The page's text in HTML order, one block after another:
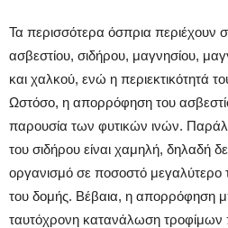
Τα περισσότερα όσπρια περιέχουν
ασβεστίου, σιδήρου, μαγνησίου,
και χαλκού, ενώ η περιεκτικότητά
Ωστόσο, η απορρόφηση του
παρουσία των φυτικών ινών.
του σιδήρου είναι χαμηλή, δηλαδή
οργανισμό σε ποσοστό μεγαλύτερο
του δομής. Βέβαια, η απορρόφηση
ταυτόχρονη κατανάλωση τροφίμων